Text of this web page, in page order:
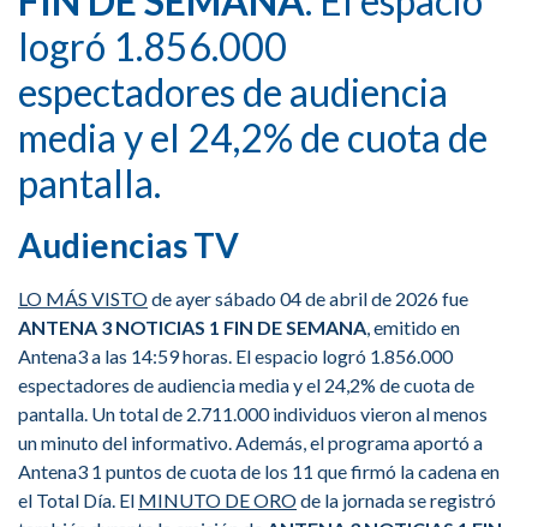
logró 1.856.000
espectadores de audiencia
media y el 24,2% de cuota de
pantalla.
Audiencias TV
LO MÁS VISTOde ayer sábado 04 de abril de 2026 fue
ANTENA 3 NOTICIAS 1 FIN DE SEMANA, emitido en
Antena3 a las 14:59 horas. El espacio logró 1.856.000
espectadores de audiencia media y el 24,2% de cuota de
pantalla. Un total de 2.711.000 individuos vieron al menos
un minuto del informativo. Además, el programa aportó a
Antena3 1 puntos de cuota de los 11 que firmó la cadena en
el Total Día. El MINUTO DE OROde la jornada se registró